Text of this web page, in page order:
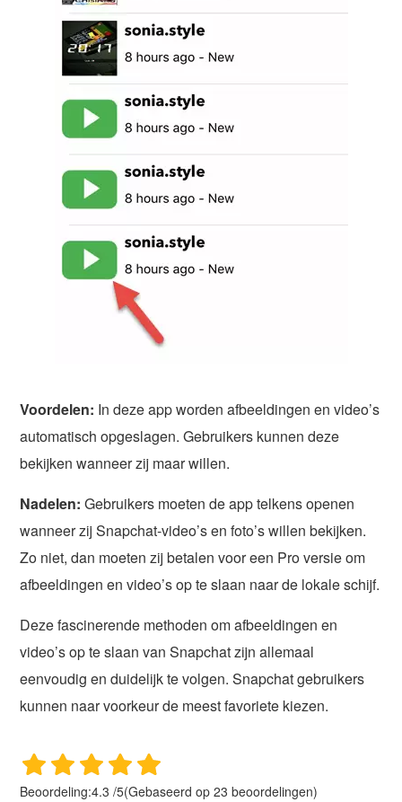
Voordelen: In deze app worden afbeeldingen en video’s
automatisch opgeslagen. Gebruikers kunnen deze
bekijken wanneer zij maar willen.
Nadelen: Gebruikers moeten de app telkens openen
wanneer zij Snapchat-video’s en foto’s willen bekijken.
Zo niet, dan moeten zij betalen voor een Pro versie om
afbeeldingen en video’s op te slaan naar de lokale schijf.
Deze fascinerende methoden om afbeeldingen en
video’s op te slaan van Snapchat zijn allemaal
eenvoudig en duidelijk te volgen. Snapchat gebruikers
kunnen naar voorkeur de meest favoriete kiezen.
Beoordeling:4.3 /5(Gebaseerd op23 beoordelingen)